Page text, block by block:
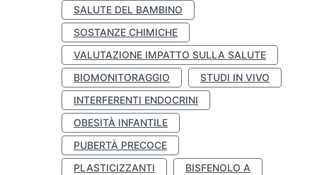
SALUTE DEL BAMBINO
SOSTANZE CHIMICHE
VALUTAZIONE IMPATTO SULLA SALUTE
BIOMONITORAGGIO
STUDI IN VIVO
INTERFERENTI ENDOCRINI
OBESITÀ INFANTILE
PUBERTÀ PRECOCE
PLASTICIZZANTI
BISFENOLO A